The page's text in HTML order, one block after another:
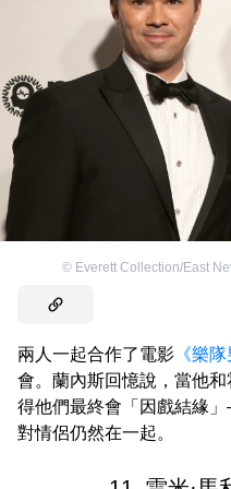
© Everett Collection/East
兩人一起合作了電影 《樂隊
會。蘭內斯回憶說，當他
得他們最終會「因戲結緣
對情侶仍然在一起。